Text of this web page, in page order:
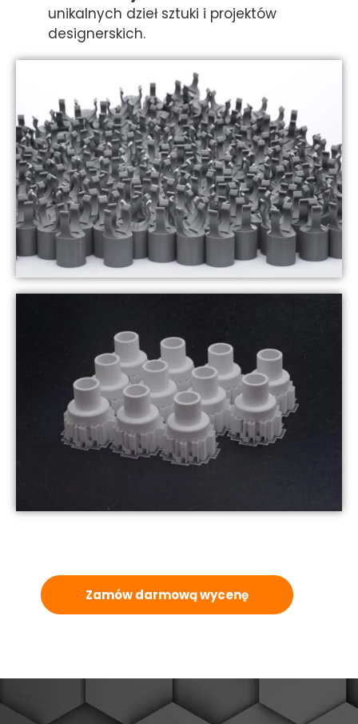
unikalnych dzieł sztuki i projektów
designerskich.
Zamów darmową wycenę